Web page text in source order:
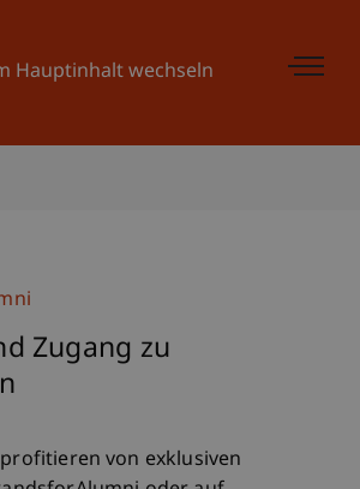
Hauptinhalt wechseln
Zugang zu
von exklusiven